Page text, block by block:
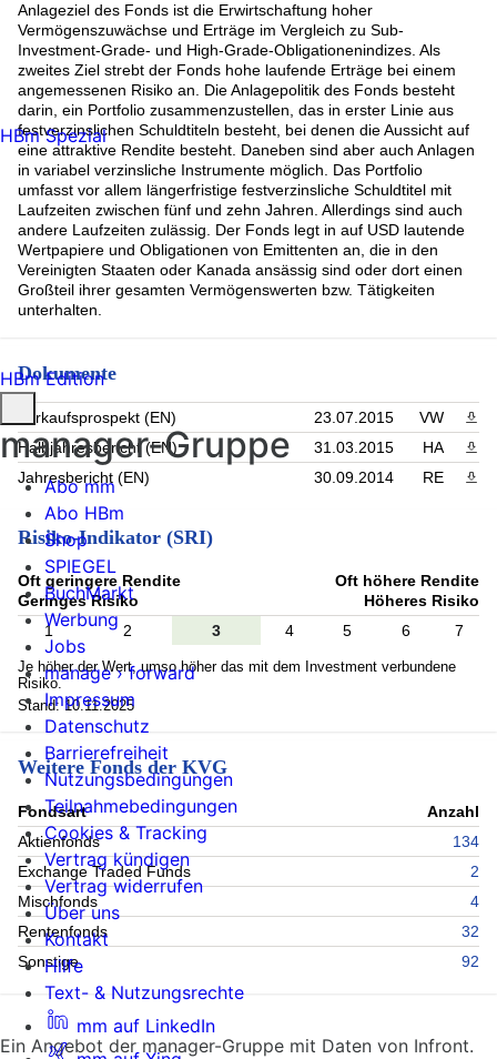
Anlageziel des Fonds ist die Erwirtschaftung hoher
Vermögenszuwächse und Erträge im Vergleich zu Sub-
Investment-Grade- und High-Grade-Obligationenindizes. Als
zweites Ziel strebt der Fonds hohe laufende Erträge bei einem
angemessenen Risiko an. Die Anlagepolitik des Fonds besteht
darin, ein Portfolio zusammenzustellen, das in erster Linie aus
festverzinslichen Schuldtiteln besteht, bei denen die Aussicht auf
eine attraktive Rendite besteht. Daneben sind aber auch Anlagen
in variabel verzinsliche Instrumente möglich. Das Portfolio
umfasst vor allem längerfristige festverzinsliche Schuldtitel mit
Laufzeiten zwischen fünf und zehn Jahren. Allerdings sind auch
andere Laufzeiten zulässig. Der Fonds legt in auf USD lautende
Wertpapiere und Obligationen von Emittenten an, die in den
Vereinigten Staaten oder Kanada ansässig sind oder dort einen
Großteil ihrer gesamten Vermögenswerten bzw. Tätigkeiten
unterhalten.
Dokumente
Verkaufsprospekt (EN) 23.07.2015 VW
Halbjahresbericht (EN)
31.03.2015 HA
Jahresbericht (EN)
30.09.2014 RE
Risiko-Indikator (SRI)
Oft geringere Rendite
Geringes Risiko
Oft höhere Rendite
Höheres Risiko
1
2 3 4 5 6 7
Je höher der Wert, umso höher das mit dem Investment verbundene
Risiko.
Stand: 10.11.2025
Weitere Fonds der KVG
Fondsart
Anzahl
Aktienfonds
134
Exchange Traded Funds
2
Mischfonds
4
Rentenfonds
32
Sonstige
92
Ein Angebot der manager-Gruppe mit Daten von Infront.
HBm Spezial
HBm Edition
manager-Gruppe
Abo mm
Abo HBm
Shop
SPIEGEL
BuchMarkt
Werbung
Jobs
manage › forward
Impressum
Datenschutz
Barrierefreiheit
Nutzungsbedingungen
Teilnahmebedingungen
Cookies & Tracking
Vertrag kündigen
Vertrag widerrufen
Über uns
Kontakt
Hilfe
Text- & Nutzungsrechte
mm auf LinkedIn